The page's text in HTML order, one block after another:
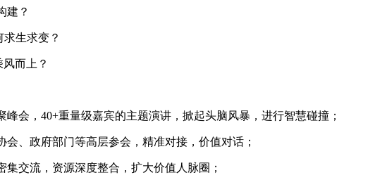
建？
生求变？
而上？
会，40+重量级嘉宾的主题演讲，掀起头脑风暴，进行智慧碰撞；
、政府部门等高层参会，精准对接，价值对话；
交流，资源深度整合，扩大价值人脉圈；